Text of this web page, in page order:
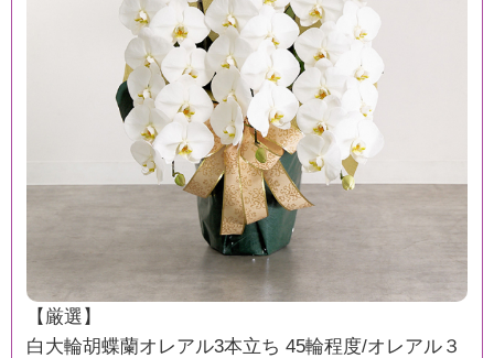
【厳選】
白大輪胡蝶蘭オレアル3本立ち 45輪程度/オレアル３